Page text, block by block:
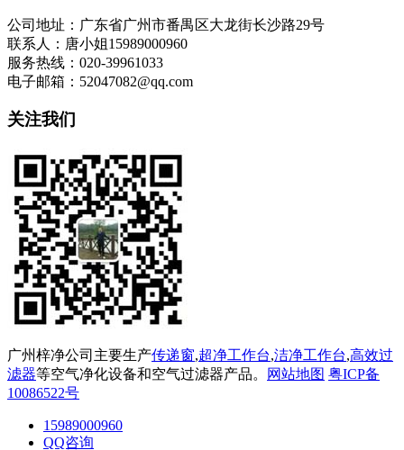
公司地址：广东省广州市番禺区大龙街长沙路29号
联系人：唐小姐15989000960
服务热线：020-39961033
电子邮箱：52047082@qq.com
关注我们
广州梓净公司主要生产传递窗,超净工作台,洁净工作台,高效过
滤器等空气净化设备和空气过滤器产品。 网站地图 粤ICP备
10086522号
15989000960
QQ咨询